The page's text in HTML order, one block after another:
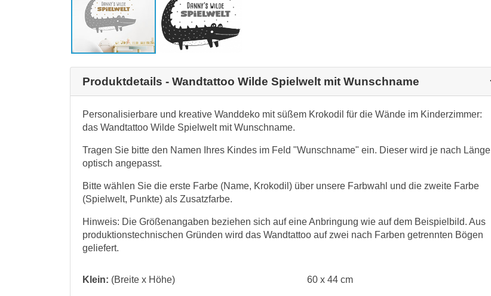
Produktdetails - Wandtattoo Wilde Spielwelt mit Wunschname
Personalisierbare und kreative Wanddeko mit süßem Krokodil für die Wände im Kinderzimmer:
das Wandtattoo Wilde Spielwelt mit Wunschname.
Tragen Sie bitte den Namen Ihres Kindes im Feld "Wunschname" ein. Dieser wird je nach Länge
optisch angepasst.
Bitte wählen Sie die erste Farbe (Name, Krokodil) über unsere Farbwahl und die zweite Farbe
(Spielwelt, Punkte) als Zusatzfarbe.
Hinweis: Die Größenangaben beziehen sich auf eine Anbringung wie auf dem Beispielbild. Aus
produktionstechnischen Gründen wird das Wandtattoo auf zwei nach Farben getrennten Bögen
geliefert.
Klein: (Breite x Höhe) 60 x 44 cm